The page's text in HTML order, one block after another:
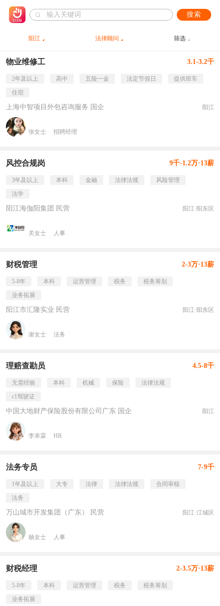
搜索
阳江 法律顾问 筛选
物业维修工 3.1-3.2千
2年及以上 高中 五险一金 法定节假日
提供班车
住宿
上海中智项目外包咨询服务 国企 阳江
张女士 招聘经理
风控合规岗 9千-1.2万·13薪
3年及以上 本科 金融 法律法规
风险管理
法学
阳江海伽阳集团 民营 阳江·阳东区
关女士 人事
财税管理 2-3万·13薪
5-8年 本科 运营管理 税务
税务筹划
业务拓展
阳江市汇隆实业 民营 阳江·阳东区
谢女士 法务
理赔查勘员 4.5-8千
无需经验 本科 机械 保险
法律法规
c1驾驶证
中国大地财产保险股份有限公司广东 国企 阳江
李幸霖 HR
法务专员 7-9千
1年及以上 大专 法律 法律法规
合同审核
法务
万山城市开发集团（广东） 民营 阳江·江城区
杨女士 人事
财税经理 2-3.5万·13薪
5-8年 本科 运营管理 税务
税务筹划
业务拓展